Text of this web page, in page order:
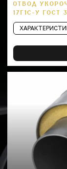
ОТВОД
17Г1С-У ГОСТ